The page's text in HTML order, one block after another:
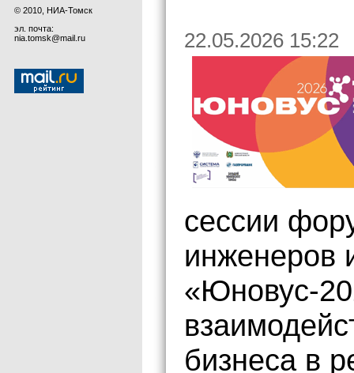
© 2010, НИА-Томск
эл. почта:
nia.tomsk@mail.ru
22.05.2026 15:22
сессии
инженеров
«Юновус-
бизнеса в